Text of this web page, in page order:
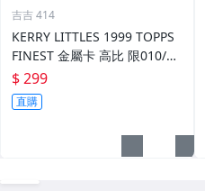
吉吉 414
KERRY LITTLES 1999 TOPPS
FINEST 金屬卡 高比 限010/75
0 前後如圖
$ 299
直購